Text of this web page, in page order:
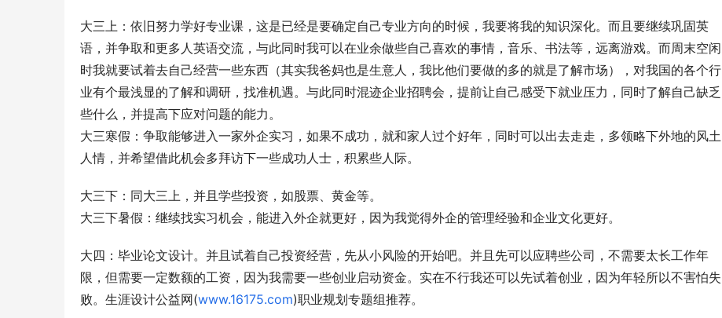
大三上：依旧努力学好专业课，这是已经是要确定自己专业方向的时候，我要将我的知识深化。而且要继续巩固英
语，并争取和更多人英语交流，与此同时我可以在业余做些自己喜欢的事情，音乐、书法等，远离游戏。而周末空闲
时我就要试着去自己经营一些东西（其实我爸妈也是生意人，我比他们要做的多的就是了解市场），对我国的各个行
业有个最浅显的了解和调研，找准机遇。与此同时混迹企业招聘会，提前让自己感受下就业压力，同时了解自己缺乏
些什么，并提高下应对问题的能力。
大三寒假：争取能够进入一家外企实习，如果不成功，就和家人过个好年，同时可以出去走走，多领略下外地的风土
人情，并希望借此机会多拜访下一些成功人士，积累些人际。
大三下：同大三上，并且学些投资，如股票、黄金等。
大三下暑假：继续找实习机会，能进入外企就更好，因为我觉得外企的管理经验和企业文化更好。
大四：毕业论文设计。并且试着自己投资经营，先从小风险的开始吧。并且先可以应聘些公司，不需要太长工作年
限，但需要一定数额的工资，因为我需要一些创业启动资金。实在不行我还可以先试着创业，因为年轻所以不害怕失
败。生涯设计公益网(www.16175.com)职业规划专题组推荐。